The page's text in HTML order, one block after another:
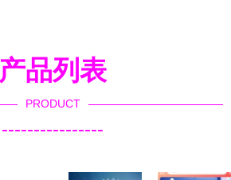
产品列表
PRODUCT
----------------